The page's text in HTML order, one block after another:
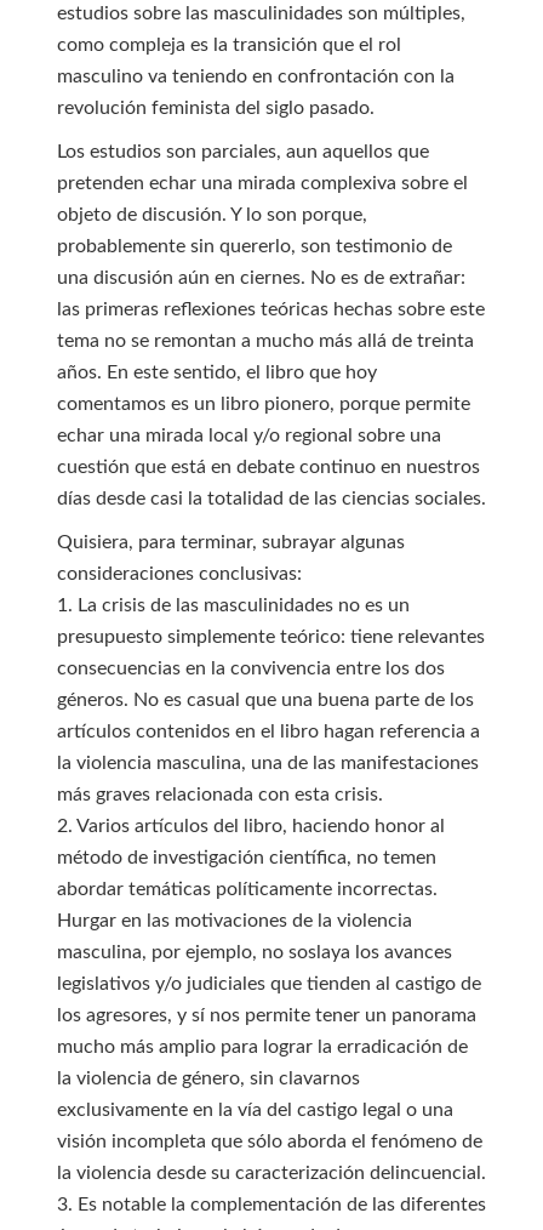
estudios sobre las masculinidades son múltiples,
como compleja es la transición que el rol
masculino va teniendo en confrontación con la
revolución feminista del siglo pasado.
Los estudios son parciales, aun aquellos que
pretenden echar una mirada complexiva sobre el
objeto de discusión. Y lo son porque,
probablemente sin quererlo, son testimonio de
una discusión aún en ciernes. No es de extrañar:
las primeras reflexiones teóricas hechas sobre este
tema no se remontan a mucho más allá de treinta
años. En este sentido, el libro que hoy
comentamos es un libro pionero, porque permite
echar una mirada local y/o regional sobre una
cuestión que está en debate continuo en nuestros
días desde casi la totalidad de las ciencias sociales.
Quisiera, para terminar, subrayar algunas
consideraciones conclusivas:
1. La crisis de las masculinidades no es un
presupuesto simplemente teórico: tiene relevantes
consecuencias en la convivencia entre los dos
géneros. No es casual que una buena parte de los
artículos contenidos en el libro hagan referencia a
la violencia masculina, una de las manifestaciones
más graves relacionada con esta crisis.
2. Varios artículos del libro, haciendo honor al
método de investigación científica, no temen
abordar temáticas políticamente incorrectas.
Hurgar en las motivaciones de la violencia
masculina, por ejemplo, no soslaya los avances
legislativos y/o judiciales que tienden al castigo de
los agresores, y sí nos permite tener un panorama
mucho más amplio para lograr la erradicación de
la violencia de género, sin clavarnos
exclusivamente en la vía del castigo legal o una
visión incompleta que sólo aborda el fenómeno de
la violencia desde su caracterización delincuencial.
3. Es notable la complementación de las diferentes